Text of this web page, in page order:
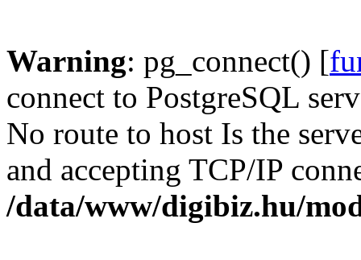
Warning: pg_connect() [
connect to PostgreSQL
No route to host Is the
and accepting TCP/IP
/data/www/digibiz.hu/